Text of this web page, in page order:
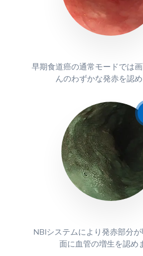
早期食道癌の通常モードでは
んのわずかな発赤を認め
NBIシステムにより発赤部分
面に血管の増生を認め